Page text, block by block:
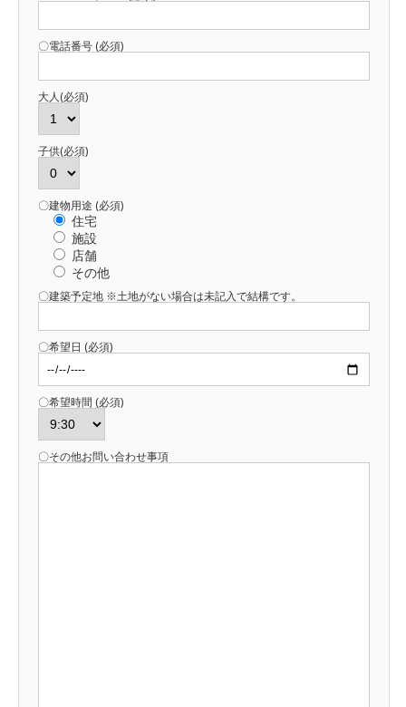
〇電話番号 (必須)
大人(必須)
子供(必須)
〇建物用途 (必須)
住宅
施設
店舗
その他
〇建築予定地 ※土地がない場合は未記入で結構です。
〇希望日 (必須)
〇希望時間 (必須)
〇その他お問い合わせ事項